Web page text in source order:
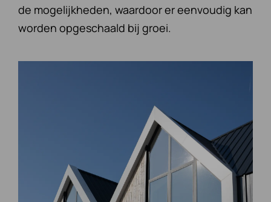
de mogelijkheden, waardoor er eenvoudig kan
worden opgeschaald bij groei.